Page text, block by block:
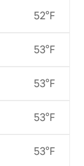
52°F
53°F
53°F
53°F
53°F